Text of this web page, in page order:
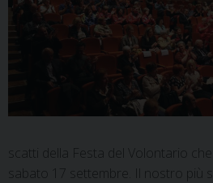
scatti della Festa del Volontario
sabato 17 settembre. Il nostro più